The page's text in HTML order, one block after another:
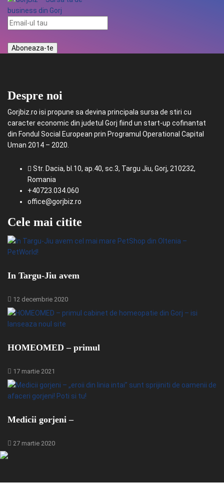
Despre noi
Gorjbiz.ro isi propune sa devina principala sursa de stiri cu
caracter economic din judetul Gorj fiind un start-up cofinantat
din Fondul Social European prin Programul Operational Capital
Uman 2014 – 2020.
Str. Dacia, bl.10, ap.40, sc.3, Targu Jiu, Gorj, 210232,
Romania
+40723.034.060
office@gorjbiz.ro
Cele mai citite
In Targu-Jiu avem
12 decembrie 2020
HOMEOMED – primul
17 martie 2021
Medicii gorjeni –
27 martie 2020